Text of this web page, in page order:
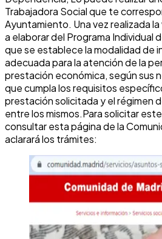
Trabajadora Social que te
Ayuntamiento. Una vez realizada
a elaborar del Programa Individual
que se establece la modalidad de
adecuada para la atención de la
prestación económica, según sus
que cumpla los requisitos
prestación solicitada y el régimen
entre los mismos.Para solicitar
consultar esta página de la
aclarará los trámites: